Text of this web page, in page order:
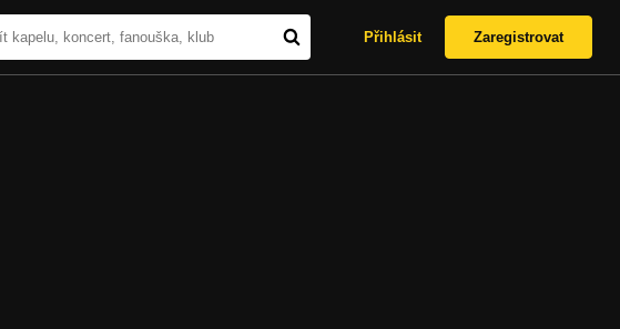
Přihlásit Zaregistrovat